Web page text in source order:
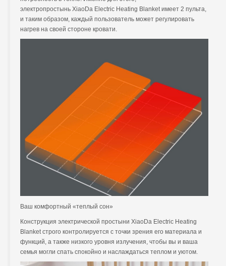
электропростынь XiaoDa Electric Heating Blanket имеет 2 пульта,
и таким образом, каждый пользователь может регулировать
нагрев на своей стороне кровати.
Ваш комфортный «теплый сон»
Конструкция электрической простыни XiaoDa Electric Heating
Blanket строго контролируется с точки зрения его материала и
функций, а также низкого уровня излучения, чтобы вы и ваша
семья могли спать спокойно и наслаждаться теплом и уютом.